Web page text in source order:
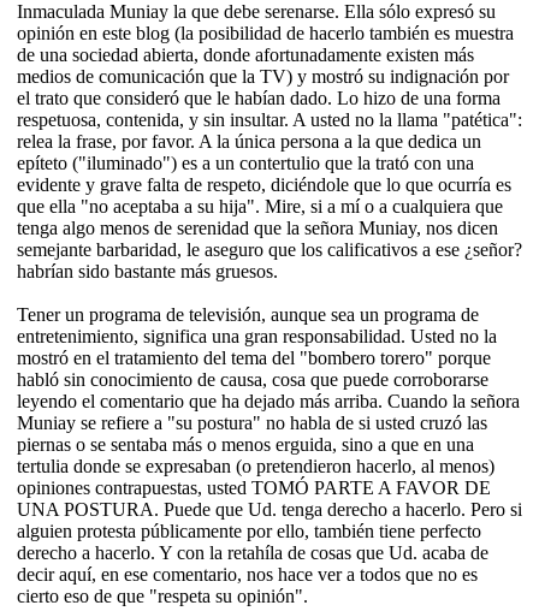
Inmaculada Muniay la que debe serenarse. Ella sólo expresó su
opinión en este blog (la posibilidad de hacerlo también es muestra
de una sociedad abierta, donde afortunadamente existen más
medios de comunicación que la TV) y mostró su indignación por
el trato que consideró que le habían dado. Lo hizo de una forma
respetuosa, contenida, y sin insultar. A usted no la llama "patética":
relea la frase, por favor. A la única persona a la que dedica un
epíteto ("iluminado") es a un contertulio que la trató con una
evidente y grave falta de respeto, diciéndole que lo que ocurría es
que ella "no aceptaba a su hija". Mire, si a mí o a cualquiera que
tenga algo menos de serenidad que la señora Muniay, nos dicen
semejante barbaridad, le aseguro que los calificativos a ese ¿señor?
habrían sido bastante más gruesos.
Tener un programa de televisión, aunque sea un programa de
entretenimiento, significa una gran responsabilidad. Usted no la
mostró en el tratamiento del tema del "bombero torero" porque
habló sin conocimiento de causa, cosa que puede corroborarse
leyendo el comentario que ha dejado más arriba. Cuando la señora
Muniay se refiere a "su postura" no habla de si usted cruzó las
piernas o se sentaba más o menos erguida, sino a que en una
tertulia donde se expresaban (o pretendieron hacerlo, al menos)
opiniones contrapuestas, usted TOMÓ PARTE A FAVOR DE
UNA POSTURA. Puede que Ud. tenga derecho a hacerlo. Pero si
alguien protesta públicamente por ello, también tiene perfecto
derecho a hacerlo. Y con la retahíla de cosas que Ud. acaba de
decir aquí, en ese comentario, nos hace ver a todos que no es
cierto eso de que "respeta su opinión".